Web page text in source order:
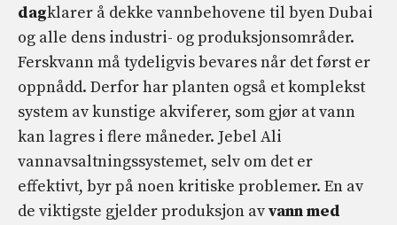
dagklarer å dekke vannbehovene til byen Dubai
og alle dens industri- og produksjonsområder.
Ferskvann må tydeligvis bevares når det først er
oppnådd. Derfor har planten også et komplekst
system av kunstige akviferer, som gjør at vann
kan lagres i flere måneder. Jebel Ali
vannavsaltningssystemet, selv om det er
effektivt, byr på noen kritiske problemer. En av
de viktigste gjelder produksjon avvann med